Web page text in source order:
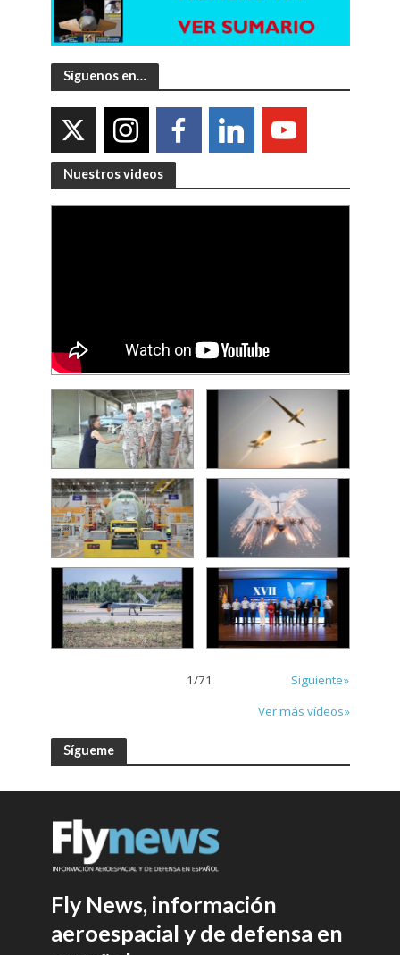
Síguenos en…
Nuestros videos
1/71
Siguiente»
Ver más vídeos»
Sígueme
Fly News, información
aeroespacial y de defensa en